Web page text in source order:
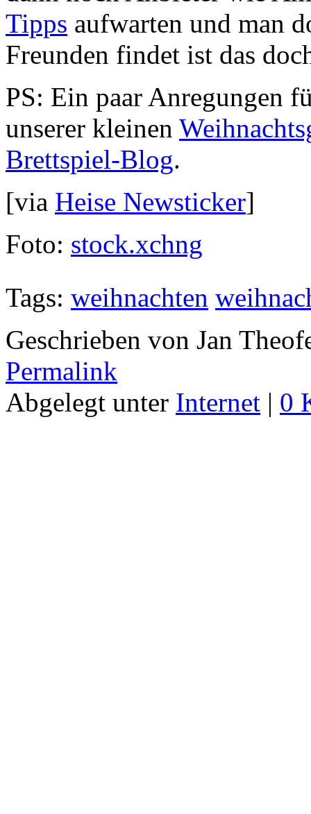
Tipps aufwarten und man
Freunden findet ist das
PS: Ein paar Anregungen
unserer kleinen
Brettspiel-Blog.
[via Heise Newsticker]
Foto: stock.xchng
Tags: weihnachten
Geschrieben von Jan
Permalink
Abgelegt unter Internet | 0